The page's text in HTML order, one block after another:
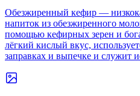
Обезжиренный кефир —
напиток из обезжиренного
помощью кефирных зерен и
лёгкий кислый вкус,
заправках и выпечке и служит